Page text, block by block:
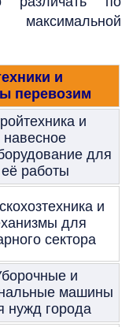
и
перевозим
и
навесное
для
её работы
и
для
сектора
и
машины
нужд города